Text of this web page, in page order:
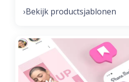
›Bekijk productsjablonen